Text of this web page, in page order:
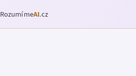
RozumímeAI.cz